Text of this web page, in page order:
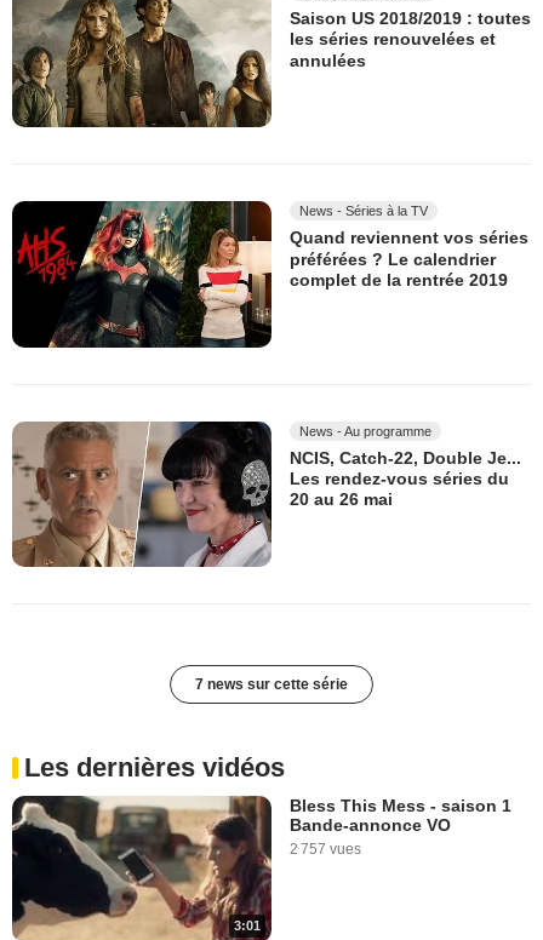
Saison US 2018/2019 : toutes
les séries renouvelées et
annulées
News - Séries à la TV
Quand reviennent vos séries
préférées ? Le calendrier
complet de la rentrée 2019
News - Au programme
NCIS, Catch-22, Double Je...
Les rendez-vous séries du
20 au 26 mai
7 news sur cette série
Les dernières vidéos
3:01
Bless This Mess - saison 1
Bande-annonce VO
2 757 vues